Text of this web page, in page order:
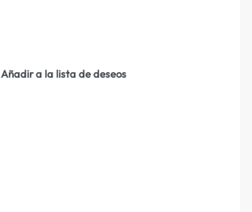
Añadir a la lista de deseos